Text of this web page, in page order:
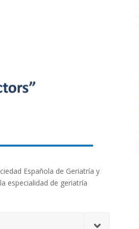
Española de Geriatría y
especialidad de geriatría